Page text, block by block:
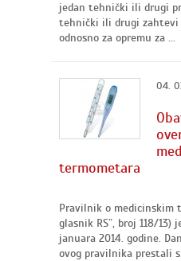
jedan tehnički ili drugi
tehnički ili drugi zahtevi
odnosno za opremu za ...
04.
termometara
Pravilnik o medicinskim
glasnik RS”, broj 118/13)
januara 2014. godine.
ovog pravilnika prestali